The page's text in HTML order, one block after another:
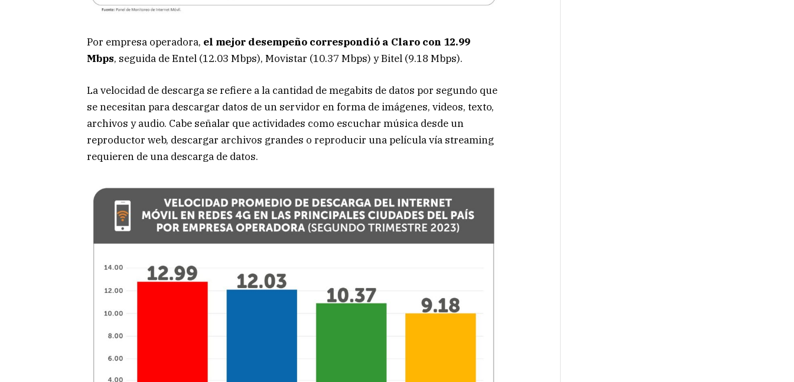
Por empresa operadora, el mejor desempeño correspondió a Claro con 12.99
Mbps, seguida de Entel (12.03 Mbps), Movistar (10.37 Mbps) y Bitel (9.18 Mbps).
La velocidad de descarga se refiere a la cantidad de megabits de datos por segundo que
se necesitan para descargar datos de un servidor en forma de imágenes, videos, texto,
archivos y audio. Cabe señalar que actividades como escuchar música desde un
reproductor web, descargar archivos grandes o reproducir una película vía streaming
requieren de una descarga de datos.